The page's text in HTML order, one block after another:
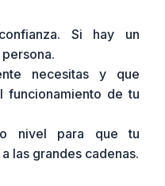
Si hay un
necesitas y que
funcionamiento de tu
nivel para que tu
las grandes cadenas.